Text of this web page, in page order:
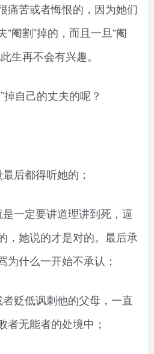
痛苦或者悔恨的，因为她们
阉割”掉的，而且一旦“阉
生再不会有兴趣。
掉自己的丈夫的呢？
后都得听她的；
一定要讲道理讲到死，逼
，她说的才是对的。最后承
为什么一开始不承认；
贬低讽刺他的父母，一直
者无能者的处境中；